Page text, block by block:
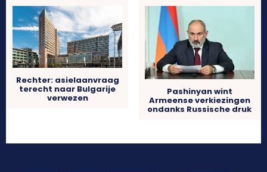
Rechter: asielaanvraag
terecht naar Bulgarije
verwezen
Pashinyan wint
Armeense verkiezingen
ondanks Russische druk